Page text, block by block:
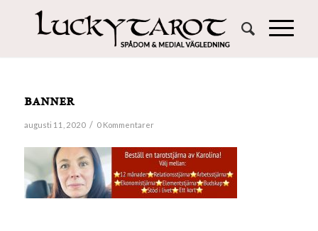
banner
augusti 11, 2020 / 0 Kommentarer